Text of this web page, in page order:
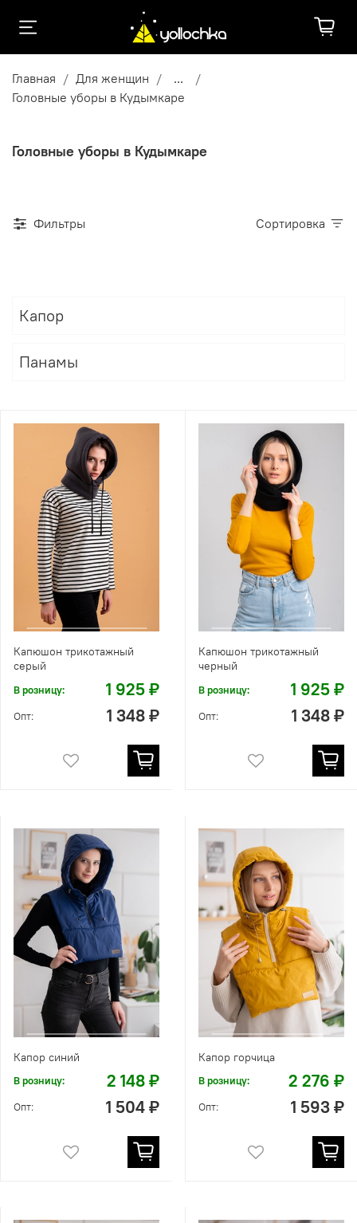
Главная Для женщин
...
Головные уборы в Кудымкаре
Головные уборы в Кудымкаре
Фильтры Сортировка
Капор
Панамы
Капюшон трикотажный
серый
В розницу: 1 925 ₽
Опт: 1 348 ₽
Капюшон трикотажный
черный
В розницу: 1 925 ₽
Опт: 1 348 ₽
Капор синий
В розницу: 2 148 ₽
Опт: 1 504 ₽
Капор горчица
В розницу: 2 276 ₽
Опт: 1 593 ₽